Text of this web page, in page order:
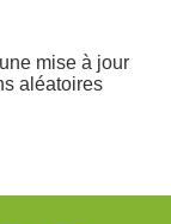
mise à jour
aléatoires